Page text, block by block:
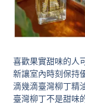
喜歡果實甜味的人
新讓室內時刻保持
滴幾滴臺灣柳丁精
臺灣柳丁不是甜味